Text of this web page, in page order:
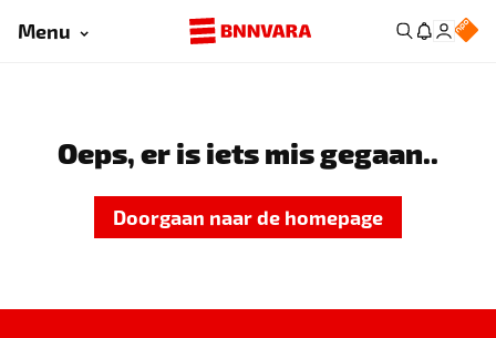
Menu
Oeps, er is iets mis gegaan..
Doorgaan naar de homepage